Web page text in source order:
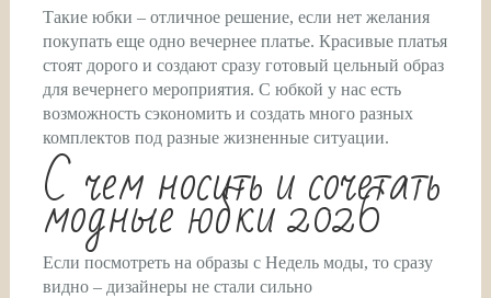
Такие юбки – отличное решение, если нет желания
покупать еще одно вечернее платье. Красивые платья
стоят дорого и создают сразу готовый цельный образ
для вечернего мероприятия. С юбкой у нас есть
возможность сэкономить и создать много разных
комплектов под разные жизненные ситуации.
С чем носить и сочетать
модные юбки 2026
Если посмотреть на образы с Недель моды, то сразу
видно – дизайнеры не стали сильно